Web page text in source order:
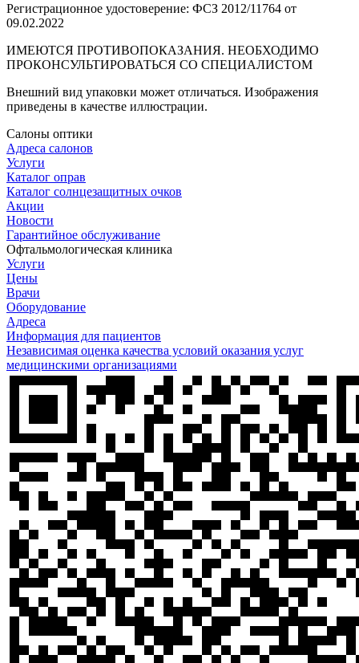
Регистрационное удостоверение: ФСЗ 2012/11764 от
09.02.2022
ИМЕЮТСЯ ПРОТИВОПОКАЗАНИЯ. НЕОБХОДИМО
ПРОКОНСУЛЬТИРОВАТЬСЯ СО СПЕЦИАЛИСТОМ
Внешний вид упаковки может отличаться. Изображения
приведены в качестве иллюстрации.
Салоны оптики
Адреса салонов
Услуги
Каталог оправ
Каталог солнцезащитных очков
Акции
Новости
Гарантийное обслуживание
Офтальмологическая клиника
Услуги
Цены
Врачи
Оборудование
Адреса
Информация для пациентов
Независимая оценка качества условий оказания услуг
медицинскими организациями